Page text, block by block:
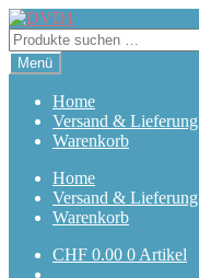
Zur
Navigation
springen
Zum
Inhalt
springen
Suchen
nach:
Menü
Home
Versand & Lieferung
Warenkorb
Home
Versand & Lieferung
Warenkorb
CHF 0.00 0 Artikel